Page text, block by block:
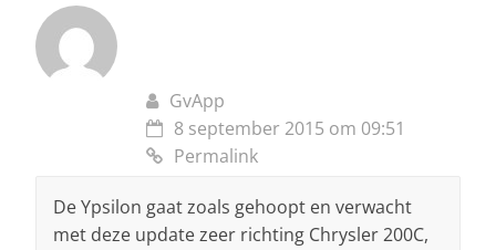
GvApp
8 september 2015 om 09:51
Permalink
De Ypsilon gaat zoals gehoopt en verwacht
met deze update zeer richting Chrysler 200C,